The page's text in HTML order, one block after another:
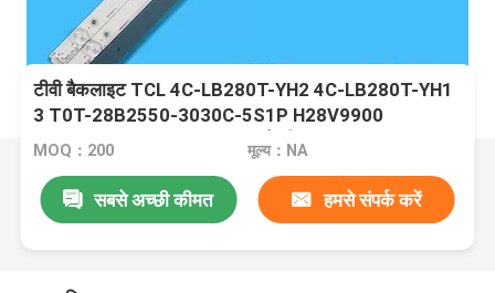
टीवी बैकलाइट TCL 4C-LB280T-YH2 4C-LB280T-YH1
3 T0T-28B2550-3030C-5S1P H28V9900
H28VPP00 006-P2K2071A के लिए
MOQ：200 मूल्य：NA
सबसे अच्छी कीमत हमसे संपर्क करें